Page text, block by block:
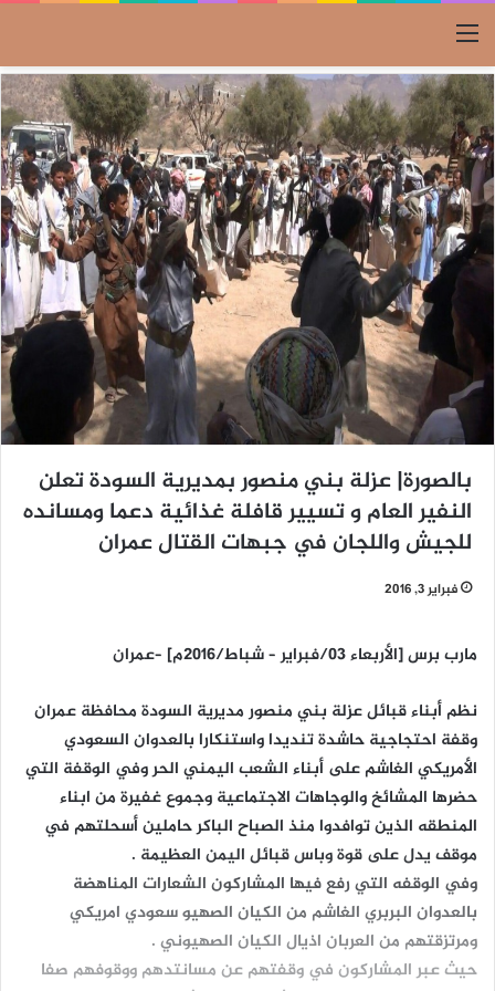
القائمة
بالصورة| عزلة بني منصور بمديرية السودة تعلن
النفير العام و تسيير قافلة غذائية دعما ومسانده
للجيش واللجان في جبهات القتال عمران
فبراير 3, 2016
مارب برس [الأربعاء 03/فبراير – شباط/2016م] –عمران
نظم أبناء قبائل عزلة بني منصور مديرية السودة محافظة عمران
وقفة احتجاجية حاشدة تنديدا واستنكارا بالعدوان السعودي
الأمريكي الغاشم على أبناء الشعب اليمني الحر وفي الوقفة التي
حضرها المشائخ والوجاهات الاجتماعية وجموع غفيرة من ابناء
المنطقه الذين توافدوا منذ الصباح الباكر حاملين أسحلتهم في
موقف يدل على قوة وباس قبائل اليمن العظيمة .
وفي الوقفه التي رفع فيها المشاركون الشعارات المناهضة
بالعدوان البربري الغاشم من الكيان الصهيو سعودي امريكي
ومرتزقتهم من العربان اذيال الكيان الصهيوني .
حيث عبر المشاركون في وقفتهم عن مسانتدهم ووقوفهم صفا